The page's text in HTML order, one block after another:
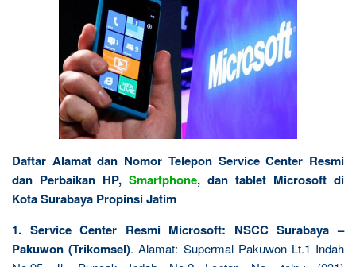
Daftar Alamat dan Nomor Telepon Service Center Resmi
dan Perbaikan HP, Smartphone, dan tablet Microsoft di
Kota Surabaya Propinsi Jatim
1. Service Center Resmi Microsoft: NSCC Surabaya –
Pakuwon (Trikomsel). Alamat: Supermal Pakuwon Lt.1 Indah